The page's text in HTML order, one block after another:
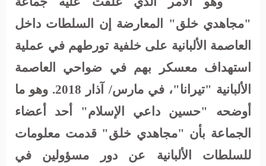
"مجاهدي خلق" المعارضة إن السلطات داخل
العاصمة الألبانية على خلفية تورطهم في عملية
استهداف معسكر بهم في ضواحي العاصمة
الألبانية "تيرانا"، في مارس/ آذار 2018. وهو ما
أوضحه "حسين داعي الإسلام" أحد أعضاء
الجماعة بأن "مجاهدي خلق" قدمت معلومات
للسلطات الألبانية عن دور مسؤولين في